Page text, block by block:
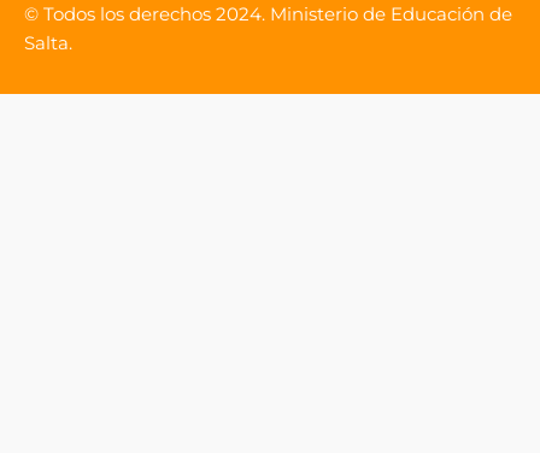
© Todos los derechos 2024. Ministerio de Educación de
Salta.